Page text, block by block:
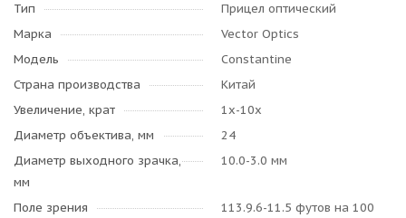
Тип
Прицел оптический
Марка
Vector Optics
Модель
Constantine
Страна производства
Китай
Увеличение, крат
1х-10х
Диаметр объектива, мм
24
Диаметр выходного зрачка,
мм
10.0-3.0 мм
Поле зрения 113.9.6-11.5 футов на 100